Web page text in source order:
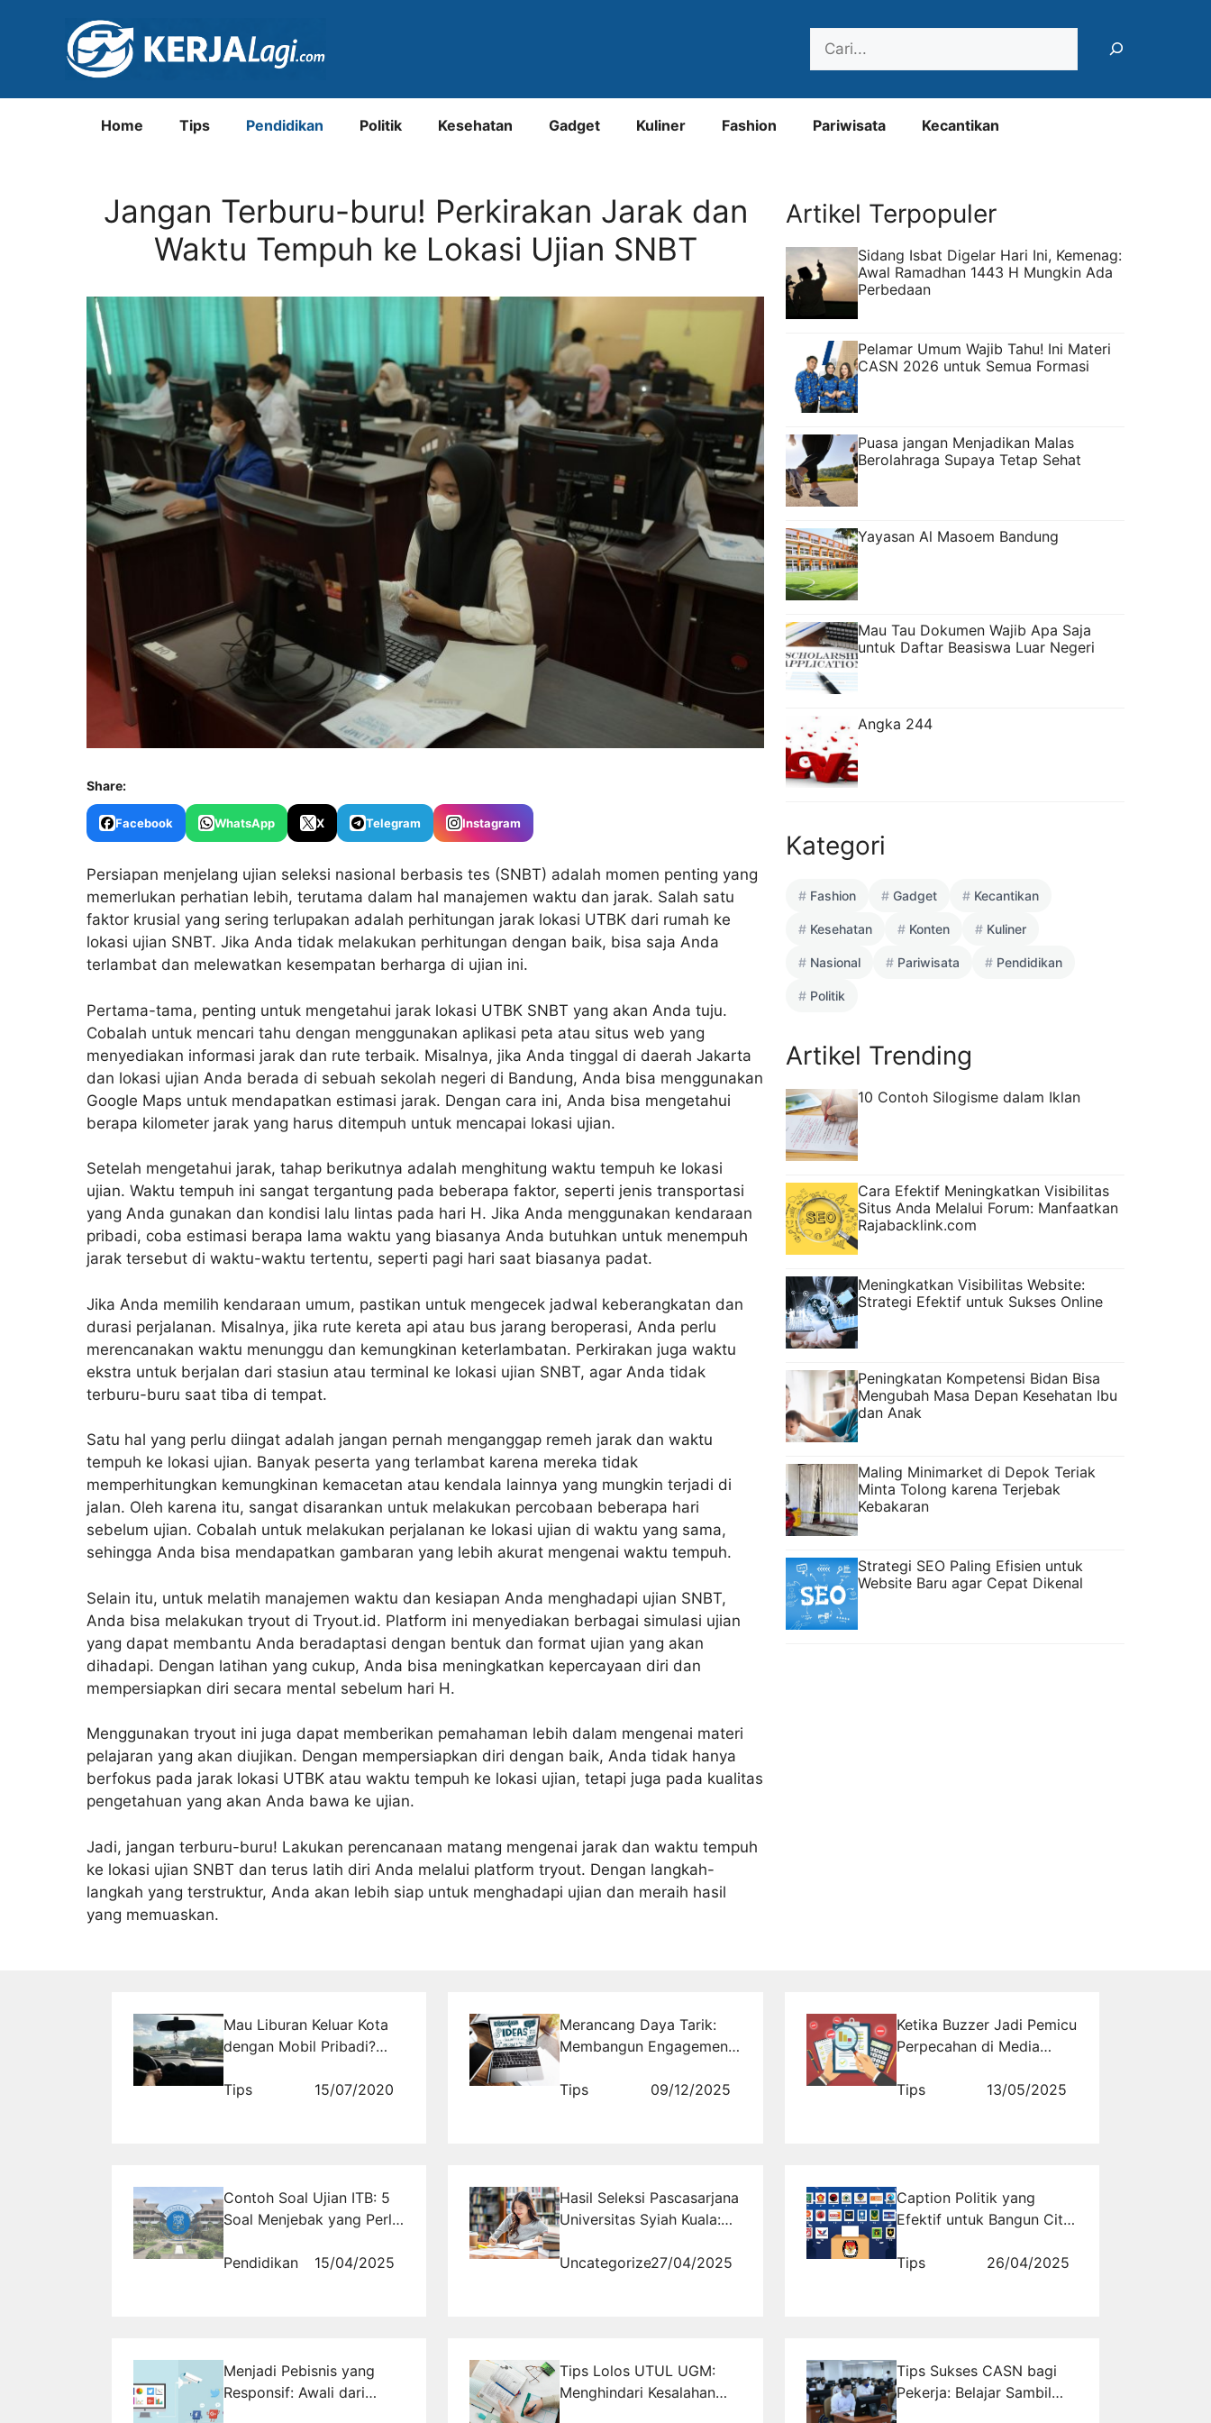
Home Tips Pendidikan Politik Kesehatan Gadget Kuliner Fashion Pariwisata Kecantikan
Jangan Terburu-buru! Perkirakan Jarak dan
Waktu Tempuh ke Lokasi Ujian SNBT
Share:
Facebook WhatsApp X Telegram Instagram
Persiapan menjelang ujian seleksi nasional berbasis tes (SNBT) adalah momen penting yang
memerlukan perhatian lebih, terutama dalam hal manajemen waktu dan jarak. Salah satu
faktor krusial yang sering terlupakan adalah perhitungan jarak lokasi UTBK dari rumah ke
lokasi ujian SNBT. Jika Anda tidak melakukan perhitungan dengan baik, bisa saja Anda
terlambat dan melewatkan kesempatan berharga di ujian ini.
Pertama-tama, penting untuk mengetahui jarak lokasi UTBK SNBT yang akan Anda tuju.
Cobalah untuk mencari tahu dengan menggunakan aplikasi peta atau situs web yang
menyediakan informasi jarak dan rute terbaik. Misalnya, jika Anda tinggal di daerah Jakarta
dan lokasi ujian Anda berada di sebuah sekolah negeri di Bandung, Anda bisa menggunakan
Google Maps untuk mendapatkan estimasi jarak. Dengan cara ini, Anda bisa mengetahui
berapa kilometer jarak yang harus ditempuh untuk mencapai lokasi ujian.
Setelah mengetahui jarak, tahap berikutnya adalah menghitung waktu tempuh ke lokasi
ujian. Waktu tempuh ini sangat tergantung pada beberapa faktor, seperti jenis transportasi
yang Anda gunakan dan kondisi lalu lintas pada hari H. Jika Anda menggunakan kendaraan
pribadi, coba estimasi berapa lama waktu yang biasanya Anda butuhkan untuk menempuh
jarak tersebut di waktu-waktu tertentu, seperti pagi hari saat biasanya padat.
Jika Anda memilih kendaraan umum, pastikan untuk mengecek jadwal keberangkatan dan
durasi perjalanan. Misalnya, jika rute kereta api atau bus jarang beroperasi, Anda perlu
merencanakan waktu menunggu dan kemungkinan keterlambatan. Perkirakan juga waktu
ekstra untuk berjalan dari stasiun atau terminal ke lokasi ujian SNBT, agar Anda tidak
terburu-buru saat tiba di tempat.
Satu hal yang perlu diingat adalah jangan pernah menganggap remeh jarak dan waktu
tempuh ke lokasi ujian. Banyak peserta yang terlambat karena mereka tidak
memperhitungkan kemungkinan kemacetan atau kendala lainnya yang mungkin terjadi di
jalan. Oleh karena itu, sangat disarankan untuk melakukan percobaan beberapa hari
sebelum ujian. Cobalah untuk melakukan perjalanan ke lokasi ujian di waktu yang sama,
sehingga Anda bisa mendapatkan gambaran yang lebih akurat mengenai waktu tempuh.
Selain itu, untuk melatih manajemen waktu dan kesiapan Anda menghadapi ujian SNBT,
Anda bisa melakukan tryout di Tryout.id. Platform ini menyediakan berbagai simulasi ujian
yang dapat membantu Anda beradaptasi dengan bentuk dan format ujian yang akan
dihadapi. Dengan latihan yang cukup, Anda bisa meningkatkan kepercayaan diri dan
mempersiapkan diri secara mental sebelum hari H.
Menggunakan tryout ini juga dapat memberikan pemahaman lebih dalam mengenai materi
pelajaran yang akan diujikan. Dengan mempersiapkan diri dengan baik, Anda tidak hanya
berfokus pada jarak lokasi UTBK atau waktu tempuh ke lokasi ujian, tetapi juga pada kualitas
pengetahuan yang akan Anda bawa ke ujian.
Jadi, jangan terburu-buru! Lakukan perencanaan matang mengenai jarak dan waktu tempuh
ke lokasi ujian SNBT dan terus latih diri Anda melalui platform tryout. Dengan langkah-
langkah yang terstruktur, Anda akan lebih siap untuk menghadapi ujian dan meraih hasil
yang memuaskan.
Artikel Terpopuler
Sidang Isbat Digelar Hari Ini, Kemenag:
Awal Ramadhan 1443 H Mungkin Ada
Perbedaan
Pelamar Umum Wajib Tahu! Ini Materi
CASN 2026 untuk Semua Formasi
Puasa jangan Menjadikan Malas
Berolahraga Supaya Tetap Sehat
Yayasan Al Masoem Bandung
Mau Tau Dokumen Wajib Apa Saja
untuk Daftar Beasiswa Luar Negeri
Angka 244
Kategori
Fashion Gadget Kecantikan
Kesehatan Konten Kuliner
Nasional Pariwisata Pendidikan
Politik
Artikel Trending
10 Contoh Silogisme dalam Iklan
Cara Efektif Meningkatkan Visibilitas
Situs Anda Melalui Forum: Manfaatkan
Rajabacklink.com
Meningkatkan Visibilitas Website:
Strategi Efektif untuk Sukses Online
Peningkatan Kompetensi Bidan Bisa
Mengubah Masa Depan Kesehatan Ibu
dan Anak
Maling Minimarket di Depok Teriak
Minta Tolong karena Terjebak
Kebakaran
Strategi SEO Paling Efisien untuk
Website Baru agar Cepat Dikenal
Mau Liburan Keluar Kota
dengan Mobil Pribadi?
Kebiasaan Ini
Tips 15/07/2020
Merancang Daya Tarik:
Membangun Engagement
Konten Kreatif yang
Tips 09/12/2025
Ketika Buzzer Jadi Pemicu
Perpecahan di Media
Tips
13/05/2025
Contoh Soal Ujian ITB: 5
Soal Menjebak yang Perlu
Pendidikan
15/04/2025
Hasil Seleksi Pascasarjana
Universitas Syiah Kuala:
Semester Ganjil
Uncategorized27/04/2025
Caption Politik yang
Efektif untuk Bangun Citra
Tips
26/04/2025
Menjadi Pebisnis yang
Responsif: Awali dari
Tips Lolos UTUL UGM:
Menghindari Kesalahan
Tips Sukses CASN bagi
Pekerja: Belajar Sambil
Kerja, Bisa!